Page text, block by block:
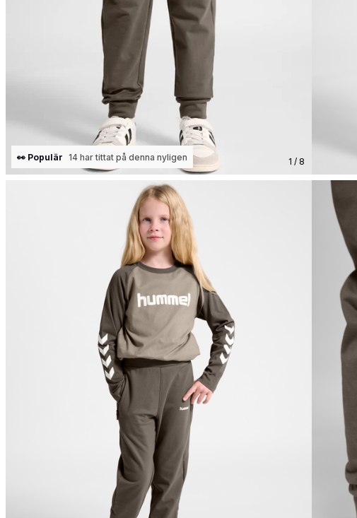
1 / 8
👀 Populär 14 har tittat på denna nyligen